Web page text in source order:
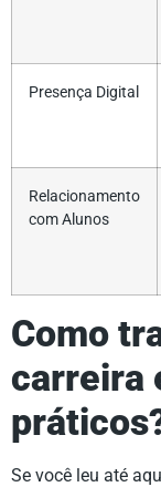
Presença Digital
Relacionamento
com Alunos
Como
carreira
Se você leu até